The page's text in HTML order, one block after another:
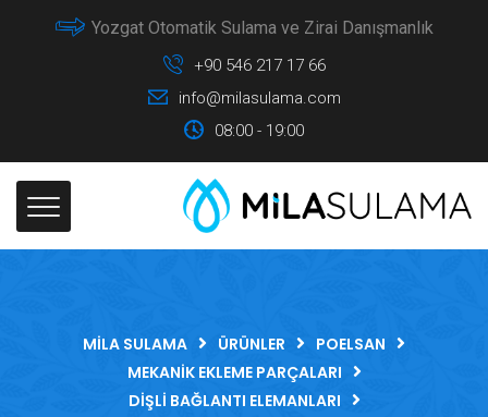
Yozgat Otomatik Sulama ve Zirai Danışmanlık
+90 546 217 17 66
info@milasulama.com
08:00 - 19:00
MILA SULAMA ÜRÜNLER
POELSAN
MEKANIK EKLEME PARÇALARI
DIŞLI BAĞLANTI ELEMANLARI